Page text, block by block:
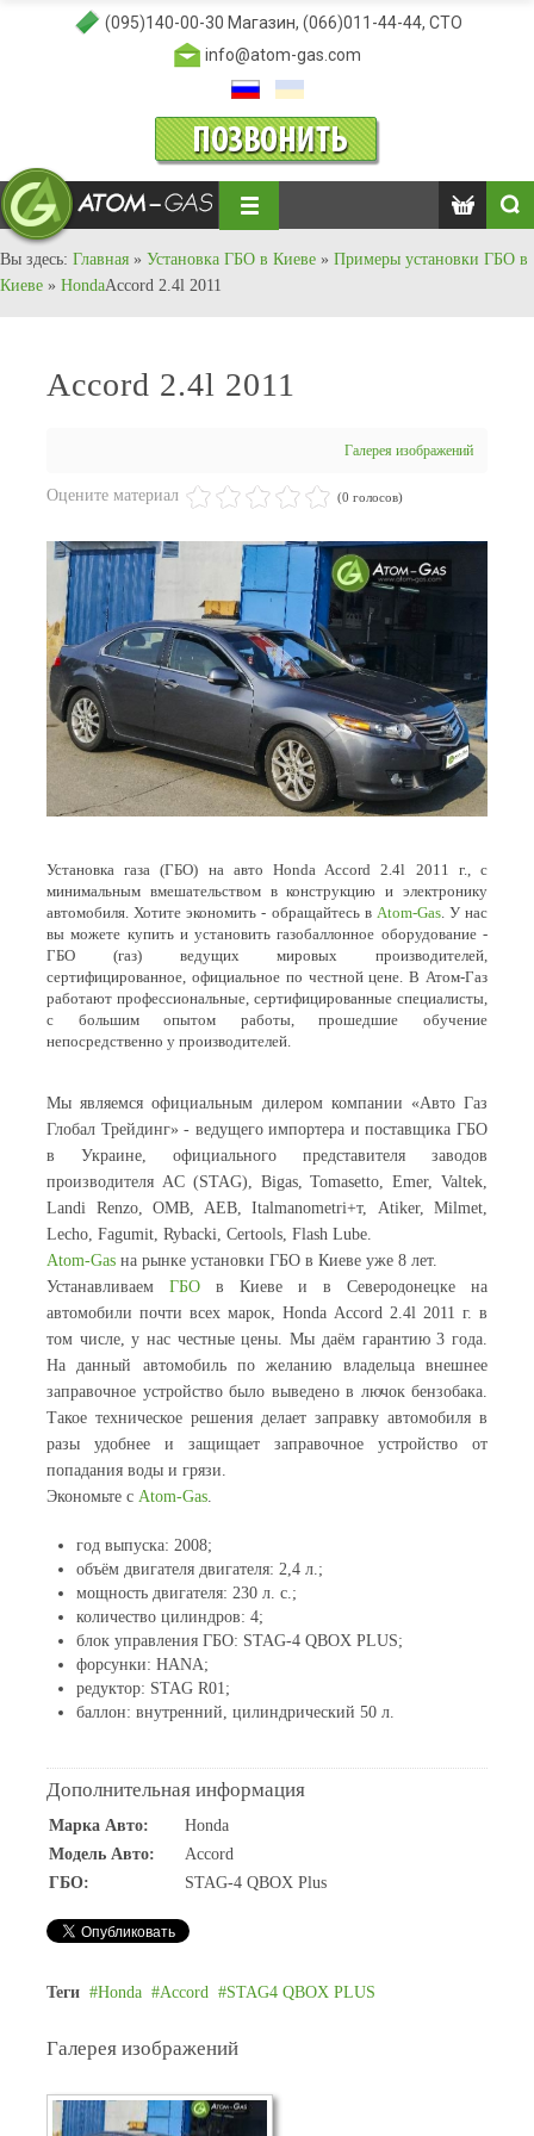
(095)140-00-30 Магазин, (066)011-44-44, СТО
info@atom-gas.com
Вы здесь: Главная » Установка ГБО в Киеве » Примеры установки ГБО в
Киеве » HondaAccord 2.4l 2011
Accord 2.4l 2011
Галерея изображений
Оцените материал (0 голосов)
Установка газа (ГБО) на авто Honda Accord 2.4l 2011 г., с
минимальным вмешательством в конструкцию и электронику
автомобиля. Хотите экономить - обращайтесь в Atom-Gas. У нас
вы можете купить и установить газобаллонное оборудование -
ГБО (газ) ведущих мировых производителей,
сертифицированное, официальное по честной цене. В Атом-Газ
работают профессиональные, сертифицированные специалисты,
с большим опытом работы, прошедшие обучение
непосредственно у производителей.
Мы являемся официальным дилером компании «Авто Газ
Глобал Трейдинг» - ведущего импортера и поставщика ГБО
в Украине, официального представителя заводов
производителя AC (STAG), Bigas, Tomasetto, Еmer, Valtek,
Landi Renzo, OMB, AEB, Italmanometri+т, Atiker, Milmet,
Lecho, Fagumit, Rybacki, Certools, Flash Lube.
Atom-Gas на рынке установки ГБО в Киеве уже 8 лет.
Устанавливаем ГБО в Киеве и в Северодонецке на
автомобили почти всех марок, Honda Accord 2.4l 2011 г. в
том числе, у нас честные цены. Мы даём гарантию 3 года.
На данный автомобиль по желанию владельца внешнее
заправочное устройство было выведено в лючок бензобака.
Такое техническое решения делает заправку автомобиля в
разы удобнее и защищает заправочное устройство от
попадания воды и грязи.
Экономьте с Atom-Gas.
год выпуска: 2008;
объём двигателя двигателя: 2,4 л.;
мощность двигателя: 230 л. с.;
количество цилиндров: 4;
блок управления ГБО: STAG-4 QBOX PLUS;
форсунки: HANA;
редуктор: STAG R01;
баллон: внутренний, цилиндрический 50 л.
Дополнительная информация
Марка Авто:
Honda
Модель Авто:
Accord
ГБО:
STAG-4 QBOX Plus
Теги Honda Accord STAG4 QBOX PLUS
Галерея изображений